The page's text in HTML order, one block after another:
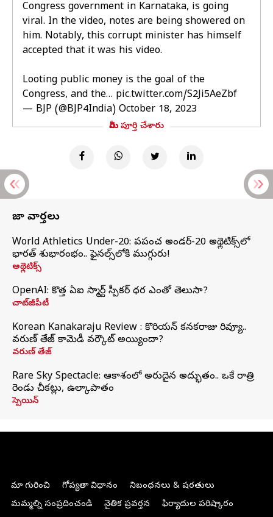
Congress government in Karnataka, is going
viral. In the video, notes are being showered on
him. Notably, this corrupt minister has himself
accepted that it was his video.
Looting public money is the goal of the
Congress, and the… pic.twitter.com/S2Ji5AeZbf
— BJP (@BJP4India) October 18, 2023
మీరు పూర్తి చేశారు
తాజా వార్తలు
World Athletics Under-20: ప్రపంచ అండర్-20 అథ్లెటిక్స్‌లో
భారత్‌ శుభారంభం.. ఫైనల్స్‌లోకి ముగ్గురు!
అథ్లెటిక్స్
OpenAI: కొత్త ఏఐ స్మార్ట్ స్పీకర్ ధర ఎంతో తెలుసా?
చాట్‌జీపీటీ
Korean Kanakaraju Review : కొరియన్ కనకరాజు రివ్యూ..
వరుణ్ తేజ్ కామెడీ వర్కౌట్ అయ్యిందా?
వరుణ్ తేజ్
Rare Sky Spectacle: ఆకాశంలో అరుదైన అద్భుతం.. ఒకే రాత్రి
రెండు చీకట్లు, ఉల్కాపాతం
స్పెయిన్
మా గురించి గోప్యతా విధానం
నిబంధనలు & షరతులు
మమ్మల్ని సంప్రదించండి
నైతిక ప్రవర్తన ఫిర్యాదుల పరిష్కారం